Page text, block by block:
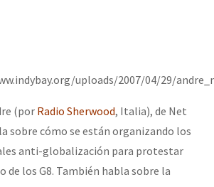
uploads/2007/04/29/
(por Radio Sherwood, Italia), de Net
sobre cómo se están organizando los
anti-globalización para protestar
de los G8. También habla sobre la